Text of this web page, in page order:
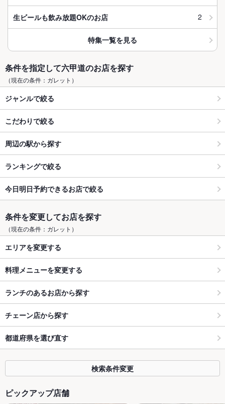
生ビールも飲み放題OKのお店 2
特集一覧を見る
条件を指定して六甲道のお店を探す
（現在の条件：ガレット）
ジャンルで絞る
こだわりで絞る
周辺の駅から探す
ランキングで絞る
今日明日予約できるお店で絞る
条件を変更してお店を探す
（現在の条件：ガレット）
エリアを変更する
料理メニューを変更する
ランチのあるお店から探す
チェーン店から探す
都道府県を選び直す
検索条件変更
ピックアップ店舗